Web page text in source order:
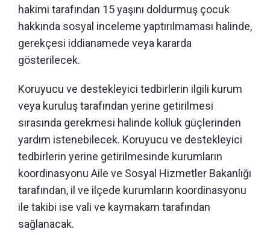
hakimi tarafından 15 yaşını doldurmuş çocuk
hakkında sosyal inceleme yaptırılmaması halinde,
gerekçesi iddianamede veya kararda
gösterilecek.
Koruyucu ve destekleyici tedbirlerin ilgili kurum
veya kuruluş tarafından yerine getirilmesi
sırasında gerekmesi halinde kolluk güçlerinden
yardım istenebilecek. Koruyucu ve destekleyici
tedbirlerin yerine getirilmesinde kurumların
koordinasyonu Aile ve Sosyal Hizmetler Bakanlığı
tarafından, il ve ilçede kurumların koordinasyonu
ile takibi ise vali ve kaymakam tarafından
sağlanacak.